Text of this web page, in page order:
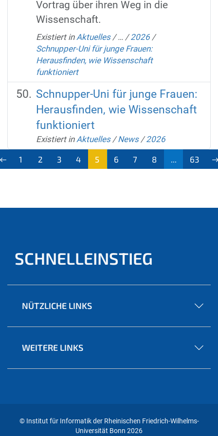
Vortrag über ihren Weg in die
Wissenschaft.
Existiert in Aktuelles /… /2026 /
Schnupper-Uni für junge Frauen:
Herausfinden, wie Wissenschaft
funktioniert
Schnupper-Uni für junge Frauen:
Herausfinden, wie Wissenschaft
funktioniert
Existiert in Aktuelles /News /2026
1 2 3 4
5
6 7 8 63
SCHNELLEINSTIEG
NÜTZLICHE LINKS
WEITERE LINKS
© Institut für Informatik der Rheinischen Friedrich-Wilhelms-
Universität Bonn 2026